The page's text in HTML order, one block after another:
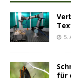
5.
für